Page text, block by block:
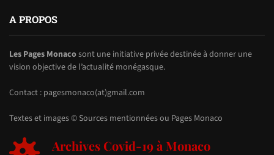
A PROPOS
Les Pages Monacosont une initiative privée destinée à donner une
vision objective de l’actualité monégasque.
Contact : pagesmonaco(at)gmail.com
Textes et images © Sources mentionnées ou Pages Monaco
Archives Covid-19 à Monaco